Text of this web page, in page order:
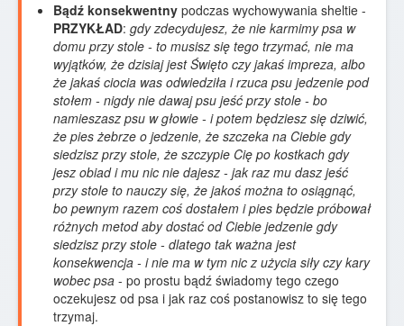
Bądź konsekwentny podczas wychowywania sheltie -
PRZYKŁAD: gdy zdecydujesz, że nie karmimy psa w
domu przy stole - to musisz się tego trzymać, nie ma
wyjątków, że dzisiaj jest Święto czy jakaś impreza, albo
że jakaś ciocia was odwiedziła i rzuca psu jedzenie pod
stołem - nigdy nie dawaj psu jeść przy stole - bo
namieszasz psu w głowie - i potem będziesz się dziwić,
że pies żebrze o jedzenie, że szczeka na Ciebie gdy
siedzisz przy stole, że szczypie Cię po kostkach gdy
jesz obiad i mu nic nie dajesz - jak raz mu dasz jeść
przy stole to nauczy się, że jakoś można to osiągnąć,
bo pewnym razem coś dostałem i pies będzie próbował
różnych metod aby dostać od Ciebie jedzenie gdy
siedzisz przy stole - dlatego tak ważna jest
konsekwencja - i nie ma w tym nic z użycia siły czy kary
wobec psa - po prostu bądź świadomy tego czego
oczekujesz od psa i jak raz coś postanowisz to się tego
trzymaj.